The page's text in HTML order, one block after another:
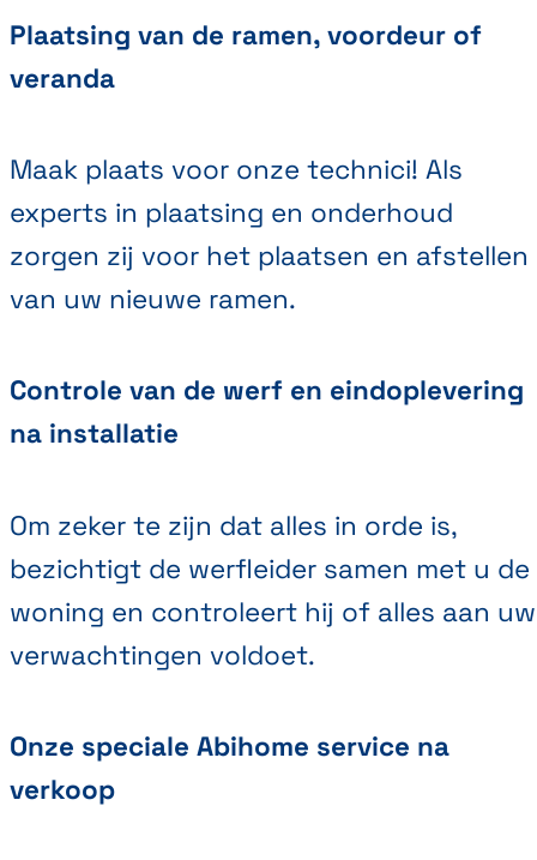
Plaatsing van de ramen, voordeur of
veranda
Maak plaats voor onze technici! Als
experts in plaatsing en onderhoud
zorgen zij voor het plaatsen en afstellen
van uw nieuwe ramen.
Controle van de werf en eindoplevering
na installatie
Om zeker te zijn dat alles in orde is,
bezichtigt de werfleider samen met u de
woning en controleert hij of alles aan uw
verwachtingen voldoet.
Onze speciale Abihome service na
verkoop